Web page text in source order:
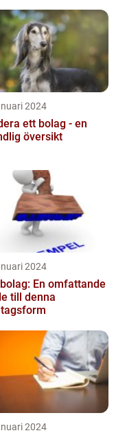
2024
ett bolag - en
översikt
2024
En omfattande
till denna
2024